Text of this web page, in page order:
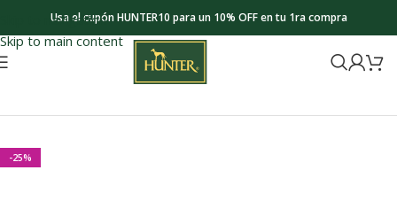
Skip to navigation
Skip to main content
Usa el cupón HUNTER10 para un 10% OFF en tu 1ra compra
Bowls
-25%